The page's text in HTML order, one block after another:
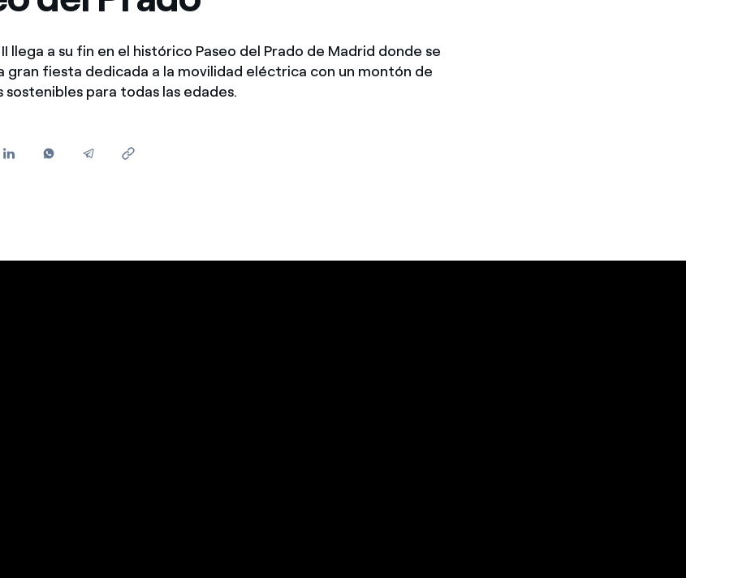
Ofertas para autónomos y Pymes
¿Gestionas varias comunidades de propietarios?
llega a su fin en el histórico Paseo del Prado de Madrid donde se
gran fiesta dedicada a la movilidad eléctrica con un montón de
sostenibles para todas las edades.